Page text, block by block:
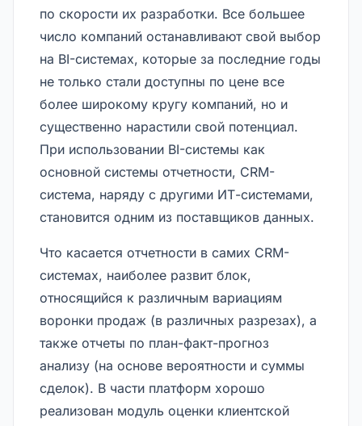
по скорости их разработки. Все большее
число компаний останавливают свой выбор
на BI-системах, которые за последние годы
не только стали доступны по цене все
более широкому кругу компаний, но и
существенно нарастили свой потенциал.
При использовании BI-системы как
основной системы отчетности, CRM-
система, наряду с другими ИТ-системами,
становится одним из поставщиков данных.
Что касается отчетности в самих CRM-
системах, наиболее развит блок,
относящийся к различным вариациям
воронки продаж (в различных разрезах), а
также отчеты по план-факт-прогноз
анализу (на основе вероятности и суммы
сделок). В части платформ хорошо
реализован модуль оценки клиентской